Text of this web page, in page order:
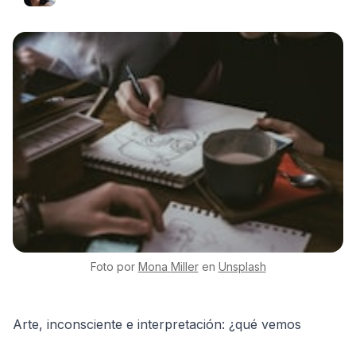
Foto por Mona Miller en Unsplash
Arte, inconsciente e interpretación: ¿qué vemos